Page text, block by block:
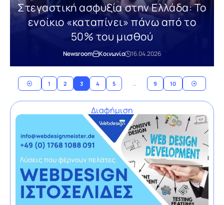
Στεγαστική ασφυξία στην Ελλάδα: Το
ενοίκιο «καταπίνει» πάνω από το
50% του μισθού
Newsroom Κοινωνία 16.04.2026
1 2 3 4 5 … 9 10
Διαφήμιση